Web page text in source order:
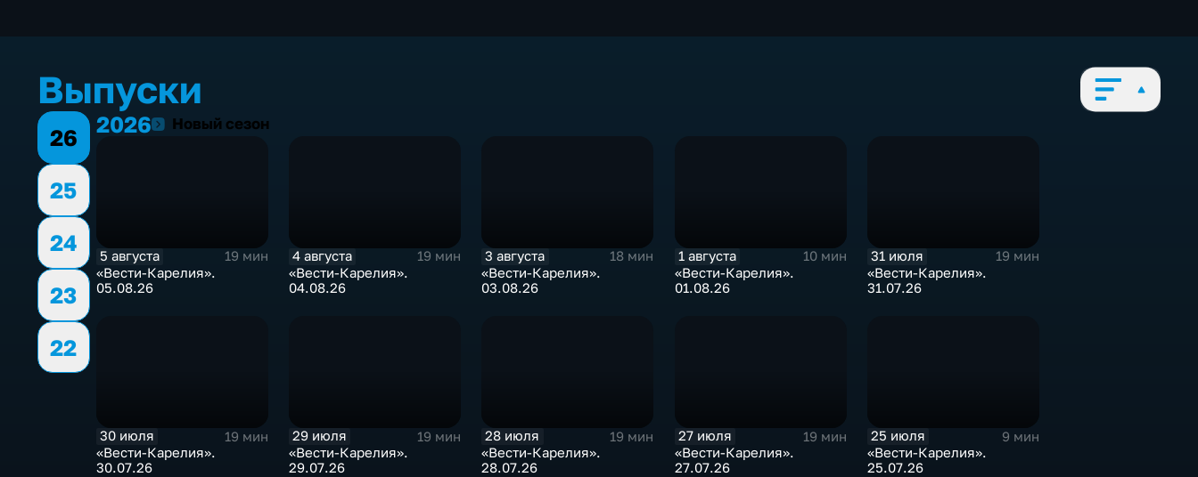
Выпуски
26
25
24
23
22
20262026 Новый сезон
5 августа
19 мин
«Вести-Карелия».
05.08.26
4 августа
19 мин
«Вести-Карелия».
04.08.26
3 августа
18 мин
«Вести-Карелия».
03.08.26
1 августа
10 мин
«Вести-Карелия».
01.08.26
31 июля
19 мин
«Вести-Карелия».
31.07.26
30 июля
19 мин
«Вести-Карелия».
30.07.26
29 июля
19 мин
«Вести-Карелия».
29.07.26
28 июля
19 мин
«Вести-Карелия».
28.07.26
27 июля
19 мин
«Вести-Карелия».
27.07.26
25 июля
9 мин
«Вести-Карелия».
25.07.26